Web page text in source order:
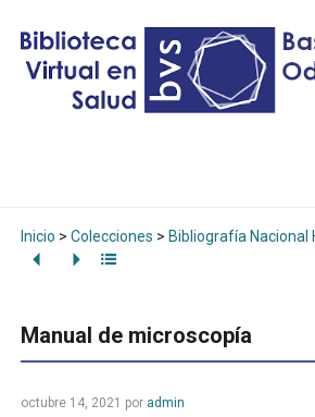
Inicio > Colecciones > Bibliografía Nacional
Manual de microscopía
octubre 14, 2021 por admin